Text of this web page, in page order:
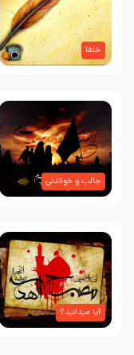
خلفا
جالب و خواندنی
آیا میدانید؟